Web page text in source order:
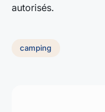
autorisés.
camping